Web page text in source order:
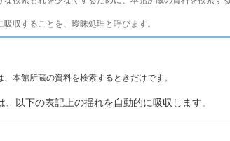
収することを、曖昧処理と呼びます。
本館所蔵の資料を検索するときだけです。
以下の表記上の揺れを自動的に吸収します。